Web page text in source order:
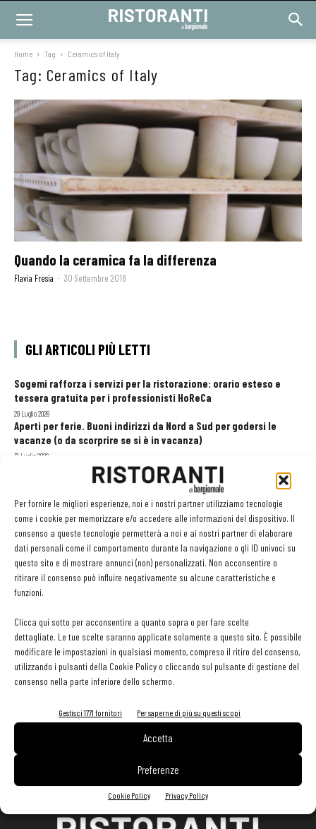
Per fornire le migliori esperienze, noi e i nostri partner utilizziamo tecnologie
come i cookie per memorizzare e/o accedere alle informazioni del dispositivo. Il
consenso a queste tecnologie permetterà a noi e ai nostri partner di elaborare
dati personali come il comportamento durante la navigazione o gli ID univoci su
questo sito e di mostrare annunci (non) personalizzati. Non acconsentire o
ritirare il consenso può influire negativamente su alcune caratteristiche e
funzioni.
Clicca qui sotto per acconsentire a quanto sopra o per fare scelte
dettagliate. Le tue scelte saranno applicate solamente a questo sito. È possibile
modificare le impostazioni in qualsiasi momento, compreso il ritiro del consenso,
utilizzando i pulsanti della Cookie Policy o cliccando sul pulsante di gestione del
consenso nella parte inferiore dello schermo.
Gestisci 1771 fornitori Per saperne di più su questi scopi
Accetta
Preferenze
Cookie Policy Privacy Policy
Home Tag Ceramics of Italy
Tag: Ceramics of Italy
Quando la ceramica fa la differenza
Flavia Fresia - 30 Settembre 2018
GLI ARTICOLI PIÙ LETTI
Sogemi rafforza i servizi per la ristorazione: orario esteso e
tessera gratuita per i professionisti HoReCa
29 Luglio 2026
Aperti per ferie. Buoni indirizzi da Nord a Sud per godersi le
vacanze (o da scorprire se si è in vacanza)
31 Luglio 2026
Recensioni online, Fipe e le associazioni del turismo chiedono
modifiche alle Linee Guida dell’Antitrust
20 Luglio 2026
EDICOLA WEB